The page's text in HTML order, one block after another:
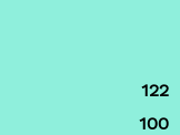
122
100